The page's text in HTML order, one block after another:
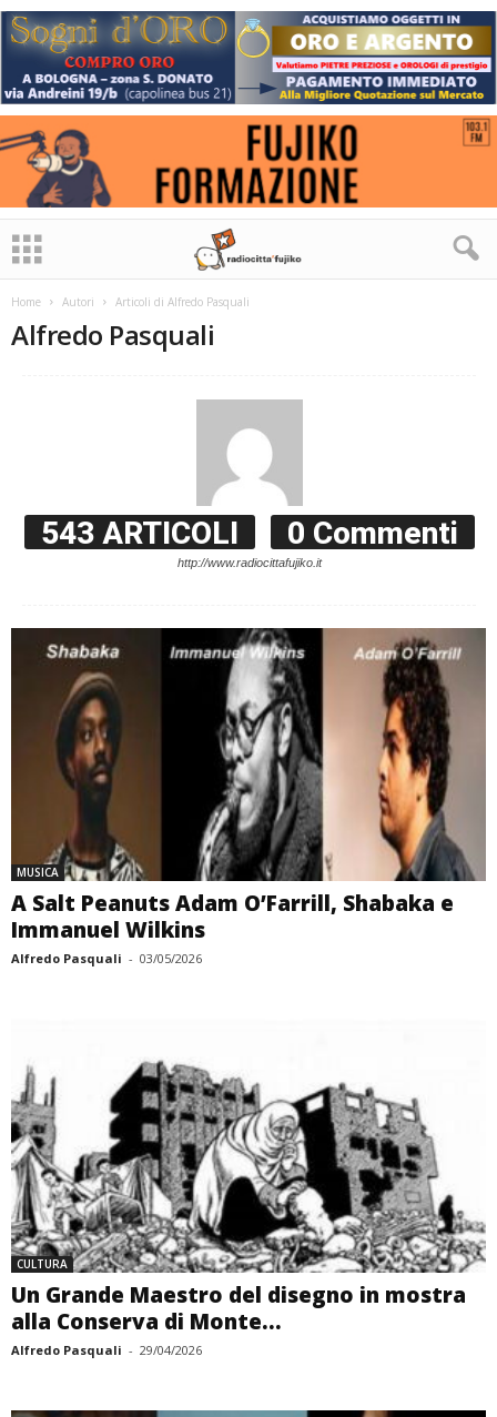
Home Autori Articoli di Alfredo Pasquali
Alfredo Pasquali
543 ARTICOLI 0 Commenti
http://www.radiocittafujiko.it
MUSICA
A Salt Peanuts Adam O’Farrill, Shabaka e
Immanuel Wilkins
Alfredo Pasquali - 03/05/2026
CULTURA
Un Grande Maestro del disegno in mostra
alla Conserva di Monte...
Alfredo Pasquali - 29/04/2026